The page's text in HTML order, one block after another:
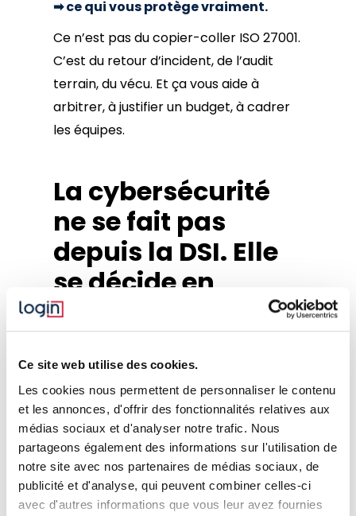
Ce site web utilise des cookies.
Les cookies nous permettent de personnaliser le contenu
et les annonces, d'offrir des fonctionnalités relatives aux
médias sociaux et d'analyser notre trafic. Nous
partageons également des informations sur l'utilisation de
notre site avec nos partenaires de médias sociaux, de
publicité et d'analyse, qui peuvent combiner celles-ci
avec d'autres informations que vous leur avez fournies
➡ ce qui vous protège vraiment.
Ce n’est pas du copier-coller ISO 27001.
C’est du retour d’incident, de l’audit
terrain, du vécu. Et ça vous aide à
arbitrer, à justifier un budget, à cadrer
les équipes.
La cybersécurité
ne se fait pas
depuis la DSI. Elle
se décide en
COMEX.
sur “des actions techniques à faire”,
c’est souvent qu’elle manque d’un
cadre de gouvernance clair.
Voici ce qu’il faut poser rapidement :
Un sponsor dans le COMEX
assume le sujet et débloque les